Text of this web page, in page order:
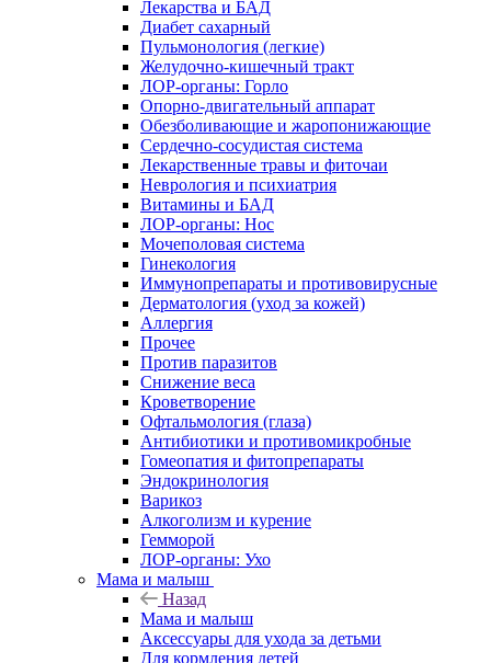
Лекарства и БАД
Диабет сахарный
Пульмонология (легкие)
Желудочно-кишечный тракт
ЛОР-органы: Горло
Опорно-двигательный аппарат
Обезболивающие и жаропонижающие
Сердечно-сосудистая система
Лекарственные травы и фиточаи
Неврология и психиатрия
Витамины и БАД
ЛОР-органы: Нос
Мочеполовая система
Гинекология
Иммунопрепараты и противовирусные
Дерматология (уход за кожей)
Аллергия
Прочее
Против паразитов
Снижение веса
Кроветворение
Офтальмология (глаза)
Антибиотики и противомикробные
Гомеопатия и фитопрепараты
Эндокринология
Варикоз
Алкоголизм и курение
Гемморой
ЛОР-органы: Ухо
Мама и малыш
Назад
Мама и малыш
Аксессуары для ухода за детьми
Для кормления детей